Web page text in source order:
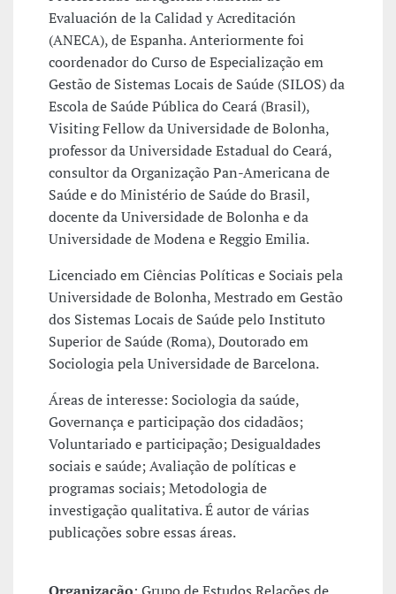
Evaluación de la Calidad y Acreditación
(ANECA), de Espanha. Anteriormente foi
coordenador do Curso de Especialização em
Gestão de Sistemas Locais de Saúde (SILOS) da
Escola de Saúde Pública do Ceará (Brasil),
Visiting Fellow da Universidade de Bolonha,
professor da Universidade Estadual do Ceará,
consultor da Organização Pan-Americana de
Saúde e do Ministério de Saúde do Brasil,
docente da Universidade de Bolonha e da
Universidade de Modena e Reggio Emilia.
Licenciado em Ciências Políticas e Sociais pela
Universidade de Bolonha, Mestrado em Gestão
dos Sistemas Locais de Saúde pelo Instituto
Superior de Saúde (Roma), Doutorado em
Sociologia pela Universidade de Barcelona.
Áreas de interesse: Sociologia da saúde,
Governança e participação dos cidadãos;
Voluntariado e participação; Desigualdades
sociais e saúde; Avaliação de políticas e
programas sociais; Metodologia de
investigação qualitativa. É autor de várias
publicações sobre essas áreas.